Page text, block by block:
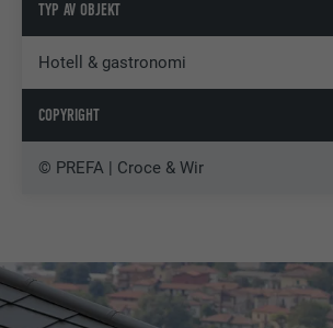
TYP AV OBJEKT
Hotell & gastronomi
COPYRIGHT
© PREFA | Croce & Wir